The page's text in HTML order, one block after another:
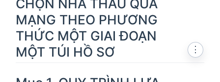
CHỌN NHÀ THẦU QUA
MẠNG THEO PHƯƠNG
THỨC MỘT GIAI ĐOẠN
MỘT TÚI HỒ SƠ
⋮